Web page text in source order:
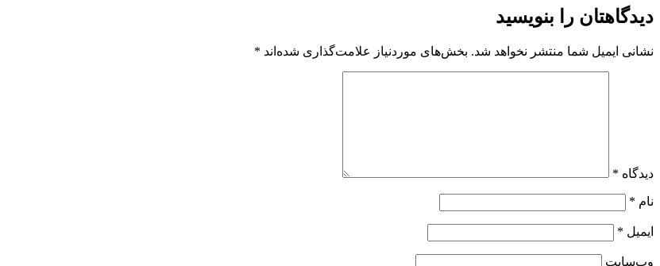
دیدگاهتان را بنویسید
نشانی ایمیل شما منتشر نخواهد شد. بخش‌های موردنیاز علامت‌گذاری شده‌اند *
دیدگاه *
نام *
ایمیل *
وب‌سایت